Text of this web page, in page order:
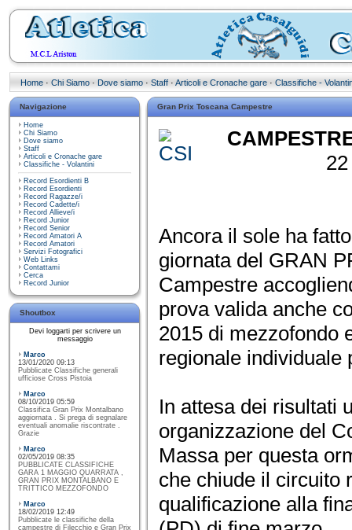
Home · Chi Siamo · Dove siamo · Staff · Articoli e Cronache gare · Classifiche -
Navigazione
Home
Chi Siamo
Dove siamo
Staff
Articoli e Cronache gare
Classifiche - Volantini
Record Esordienti B
Record Esordienti
Record Ragazze/i
Record Cadette/i
Record Allieve/i
Record Junior
Record Senior
Record Amatori A
Record Amatori
Servizi Fotografici
Web Links
Contattami
Cerca
Record Junior
Shoutbox
Devi loggarti per scrivere un
messaggio
Marco
13/01/2020 09:13
Pubblicate Classifiche generali
ufficiose Cross Pistoia
Marco
08/10/2019 05:59
Classifica Gran Prix Montalbano
aggiornata . Si prega di segnalare
eventuali anomalie riscontrate .
Grazie
Marco
02/05/2019 08:35
PUBBLICATE CLASSIFICHE
GARA 1 MAGGIO QUARRATA ,
GRAN PRIX MONTALBANO E
TRITTICO MEZZOFONDO
Marco
18/02/2019 12:49
Pubblicate le classifiche della
campestre di Filecchio e Gran Prix
Gran Prix Toscana Campestre
Ancora il sole ha
giornata del GRAN
Campestre
prova valida anche
2015 di mezzofondo
regionale individuale
In attesa dei risultati
organizzazione del
Massa per questa
che chiude il circuito
qualificazione alla